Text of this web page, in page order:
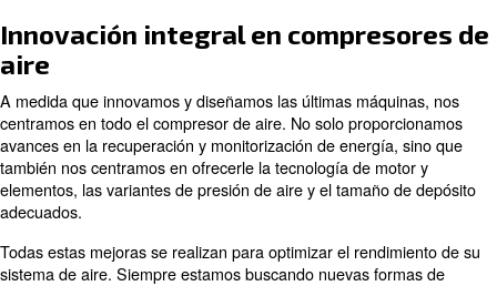
remota con ICONS, nuestras soluciones funcionan a la
Puede leer más sobre estas herramientas en un
La mayor ventaja de utilizar controles inteligentes y
remota es cómo pueden evitar el tiempo de inactividad
proporcionan información útil. Por ejemplo, con ICONS,
análisis únicos para ayudarle a tomar las mejores
todos sus equipos. Además, esta tecnología facilita la
eficiencia energética.